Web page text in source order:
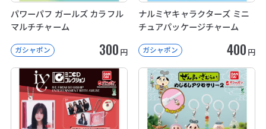
パワーパフ ガールズ カラフル
マルチチャーム
ガシャポン 300 円
ナルミヤキャラクターズ ミニ
チュアパッケージチャーム
ガシャポン 400 円